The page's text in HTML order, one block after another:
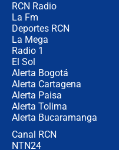
RCN Radio
La Fm
Deportes RCN
La Mega
Radio 1
El Sol
Alerta Bogotá
Alerta Cartagena
Alerta Paisa
Alerta Tolima
Alerta Bucaramanga
Canal RCN
NTN24